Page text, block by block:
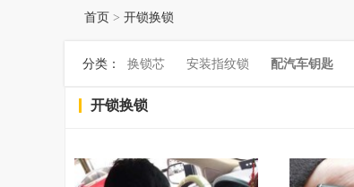
首页 > 开锁换锁
分类： 换锁芯 安装指纹锁 配汽车钥匙
开锁换锁